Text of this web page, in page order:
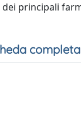
principali
completa